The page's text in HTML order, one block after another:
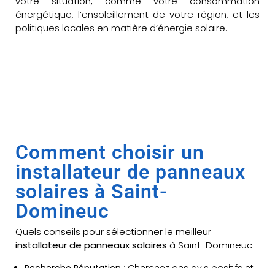
énergétique, l’ensoleillement de votre région, et les
politiques locales en matière d’énergie solaire.
Comment choisir un
installateur de panneaux
solaires à Saint-
Domineuc
Quels conseils pour sélectionner le meilleur
installateur de panneaux solaires à Saint-Domineuc